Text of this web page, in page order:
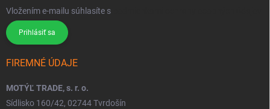
Vložením e-mailu súhlasíte s
Prihlásiť sa
FIREMNÉ ÚDAJE
MOTÝĽ TRADE, s. r. o.
Sídlisko 160/42, 02744 Tvrdošín